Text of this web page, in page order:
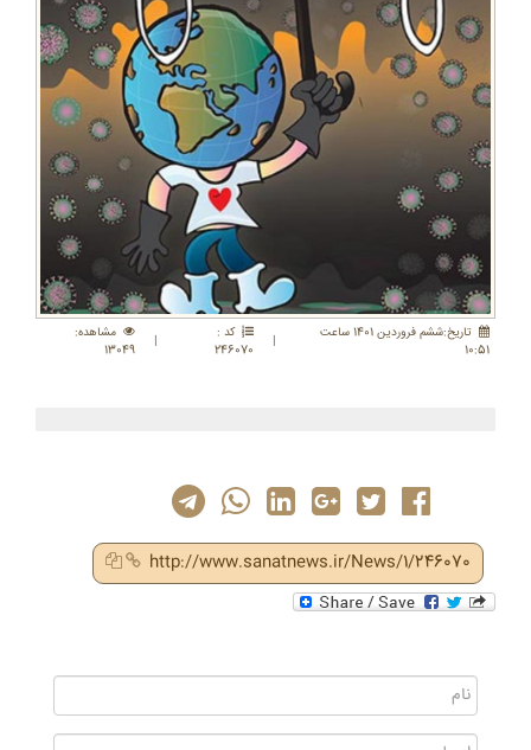
تاريخ:ششم فروردين 1401 ساعت
10:51
|
کد :
246070
|
مشاهده:
13049
http://www.sanatnews.ir/News/1/246070